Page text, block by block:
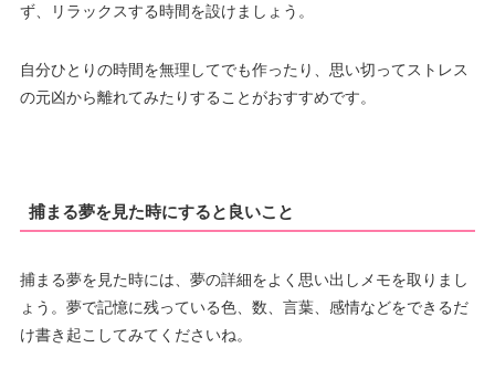
ず、リラックスする時間を設けましょう。
自分ひとりの時間を無理してでも作ったり、思い切ってストレス
の元凶から離れてみたりすることがおすすめです。
捕まる夢を見た時にすると良いこと
捕まる夢を見た時には、夢の詳細をよく思い出しメモを取りまし
ょう。夢で記憶に残っている色、数、言葉、感情などをできるだ
け書き起こしてみてくださいね。